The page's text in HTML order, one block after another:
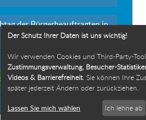
der Bürgerbeauftragten in
Der Schutz Ihrer Daten ist uns wichtig!
Wir verwenden Cookies und Third-Party-
Zustimmungsverwaltung, Besucher-
Videos & Barrierefreiheit. Sie können Ihre
später jederzeit Ändern oder zurückziehen.
Lassen Sie mich wählen Ich lehne ab